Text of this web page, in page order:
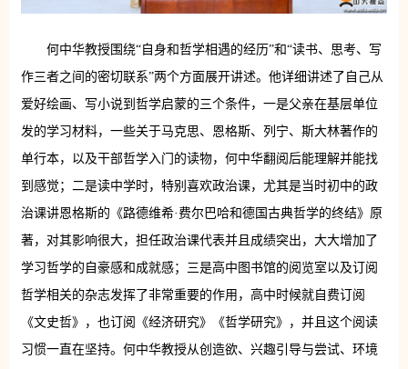
何中华教授围绕“自身和哲学相遇的经历”和“读书、思考、写
作三者之间的密切联系”两个方面展开讲述。他详细讲述了自己从
爱好绘画、写小说到哲学启蒙的三个条件，一是父亲在基层单位
发的学习材料，一些关于马克思、恩格斯、列宁、斯大林著作的
单行本，以及干部哲学入门的读物，何中华翻阅后能理解并能找
到感觉；二是读中学时，特别喜欢政治课，尤其是当时初中的政
治课讲恩格斯的《路德维希·费尔巴哈和德国古典哲学的终结》原
著，对其影响很大，担任政治课代表并且成绩突出，大大增加了
学习哲学的自豪感和成就感；三是高中图书馆的阅览室以及订阅
哲学相关的杂志发挥了非常重要的作用，高中时候就自费订阅
《文史哲》，也订阅《经济研究》《哲学研究》，并且这个阅读
习惯一直在坚持。何中华教授从创造欲、兴趣引导与尝试、环境